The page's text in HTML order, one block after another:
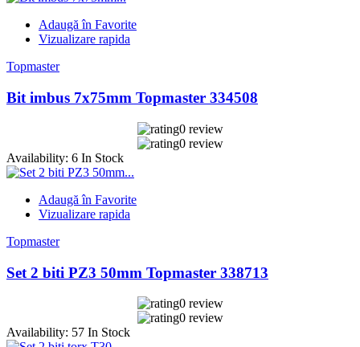
Adaugă în Favorite
Vizualizare rapida
Topmaster
Bit imbus 7x75mm Topmaster 334508
0 review
0 review
Availability: 6 In Stock
Adaugă în Favorite
Vizualizare rapida
Topmaster
Set 2 biti PZ3 50mm Topmaster 338713
0 review
0 review
Availability: 57 In Stock